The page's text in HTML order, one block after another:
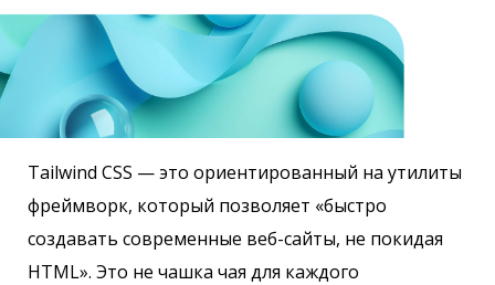
Tailwind CSS — это ориентированный на утилиты
фреймворк, который позволяет «быстро
создавать современные веб-сайты, не покидая
HTML». Это не чашка чая для каждого